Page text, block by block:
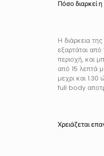
Πόσο διαρκεί
Η διάρκεια
εξαρτάται
περιοχή, και
από 15 λεπτά
μεχρι και 1.30
full body
Χρειάζεται